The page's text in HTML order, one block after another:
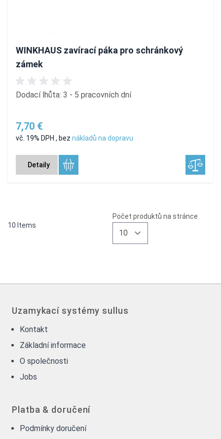
WINKHAUS zavírací páka pro schránkový
zámek
Dodací lhůta: 3 - 5 pracovních dní
7,70 €
vč. 19% DPH , bez nákladů na dopravu
Detaily
10 Items
Počet produktů na stránce
Uzamykací systémy sullus
Kontakt
Základní informace
O společnosti
Jobs
Platba & doručení
Podmínky doručení